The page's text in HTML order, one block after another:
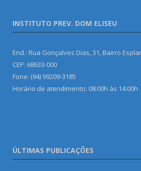
INSTITUTO PREV. DOM ELISEU
End.: Rua Gonçalves Dias, 31, Bairro
CEP: 68633-000
Fone: (94) 99209-3185
Horário de atendimento: 08:00h às 14:00h
ÚLTIMAS PUBLICAÇÕES